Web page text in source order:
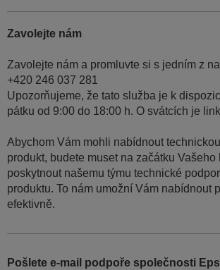
Zavolejte nám
Zavolejte nám a promluvte si s jedním z
+420 246 037 281
Upozorňujeme, že tato služba je k
pátku od 9:00 do 18:00 h. O svátcích je
Abychom Vám mohli nabídnout
produkt, budete muset na začátku Vašeho
poskytnout našemu týmu technické
produktu. To nám umožní Vám nabídnout
efektivně.
Pošlete e-mail podpoře společnosti